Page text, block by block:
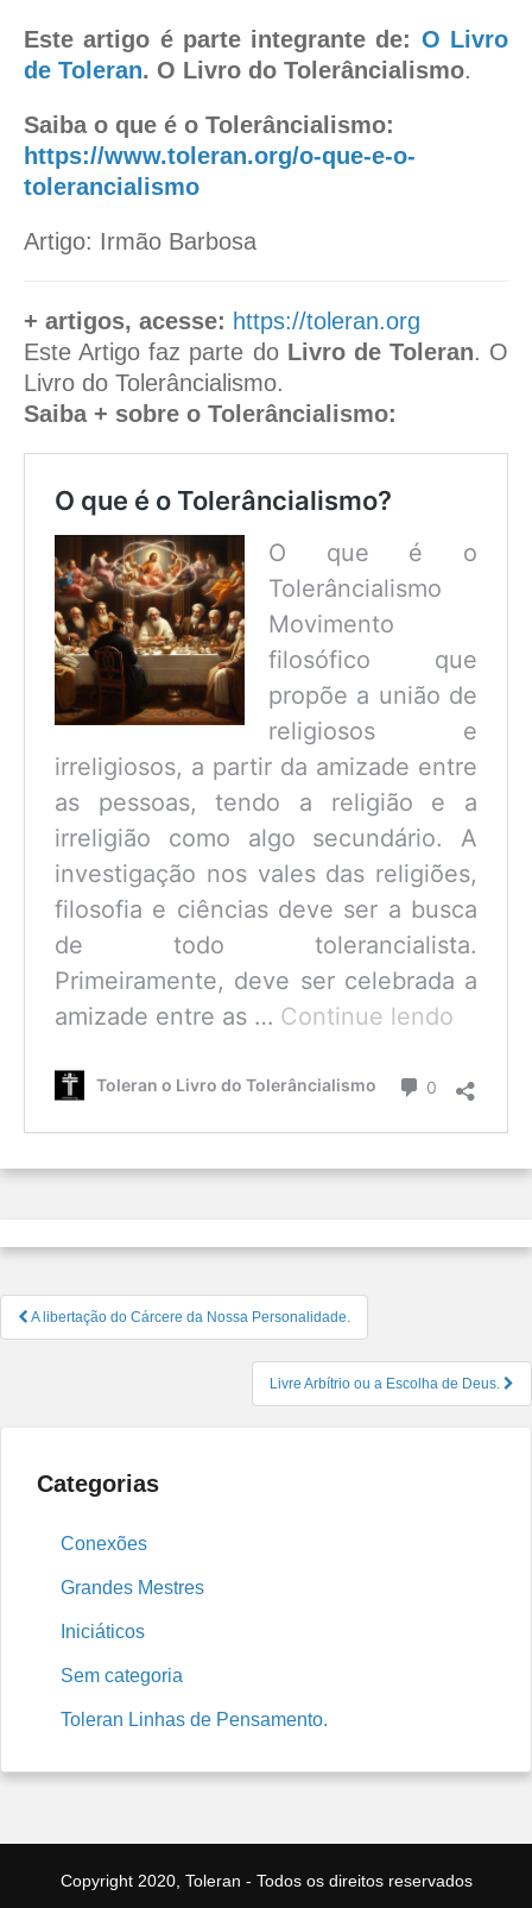
Este artigo é parte integrante de: O Livro
de Toleran. O Livro do Tolerâncialismo.
Saiba o que é o Tolerâncialismo:
https://www.toleran.org/o-que-e-o-
tolerancialismo
Artigo: Irmão Barbosa
+ artigos, acesse: https://toleran.org
Este Artigo faz parte do Livro de Toleran. O
Livro do Tolerâncialismo.
Saiba + sobre o Tolerâncialismo:
O que é o Tolerâncialismo?
O que é o
Tolerâncialismo
Movimento
filosófico que
propõe a união de
religiosos e
irreligiosos, a partir da amizade entre
as pessoas, tendo a religião e a
irreligião como algo secundário. A
investigação nos vales das religiões,
filosofia e ciências deve ser a busca
de todo tolerancialista.
Primeiramente, deve ser celebrada a
amizade entre as … Continue lendo
é
Toleran o Livro do Tolerâncialismo 0 Comentário
Navegação
de
A libertação do Cárcere da Nossa Personalidade.
Livre Arbítrio ou a Escolha de Deus.
Categorias
Conexões
Grandes Mestres
Iniciáticos
Sem categoria
Toleran Linhas de Pensamento.
Copyright 2020, Toleran - Todos os direitos reservados